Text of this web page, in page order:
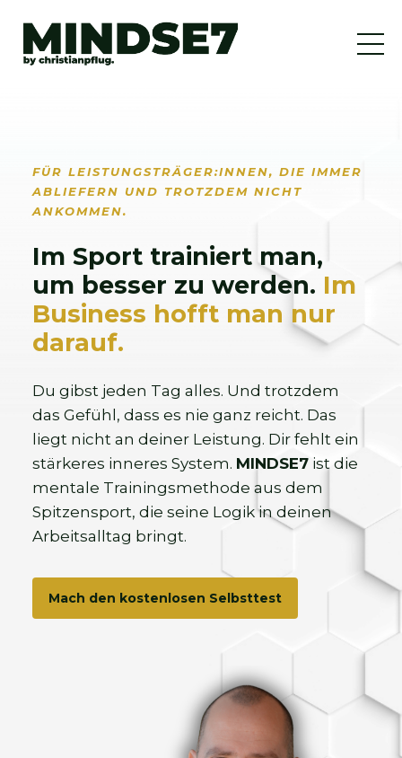
FÜR LEISTUNGSTRÄGER:INNEN, DIE IMMER
ABLIEFERN UND TROTZDEM NICHT
ANKOMMEN.
Im Sport trainiert man,
um besser zu werden. Im
Business hofft man nur
darauf.
Du gibst jeden Tag alles. Und trotzdem
das Gefühl, dass es nie ganz reicht. Das
liegt nicht an deiner Leistung. Dir fehlt ein
stärkeres inneres System. MINDSE7 ist die
mentale Trainingsmethode aus dem
Spitzensport, die seine Logik in deinen
Arbeitsalltag bringt.
Mach den kostenlosen Selbsttest